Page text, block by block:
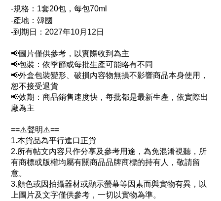
-規格：1套20包，每包70ml
-產地：韓國
-到期日：2027年10月12日
📢圖片僅供參考，以實際收到為主
📢包裝：依季節或每批生產可能略有不同
📢外盒包裝變形、破損內容物無損不影響商品本身使用，
恕不接受退貨
📢效期：商品銷售速度快，每批都是最新生產，依實際出
廠為主
==⚠️聲明⚠️==
1.本貨品為平行進口正貨
2.所有帖文內容只作分享及參考用途，為免混淆視聽，所
有商標或版權均屬有關商品品牌商標的持有人，敬請留
意。
3.顏色或因拍攝器材或顯示螢幕等因素而與實物有異，以
上圖片及文字僅供參考，一切以實物為準。